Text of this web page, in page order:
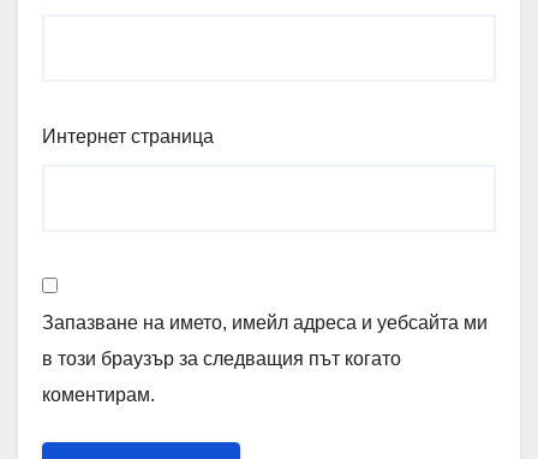
Интернет страница
Запазване на името, имейл адреса и уебсайта ми
в този браузър за следващия път когато
коментирам.